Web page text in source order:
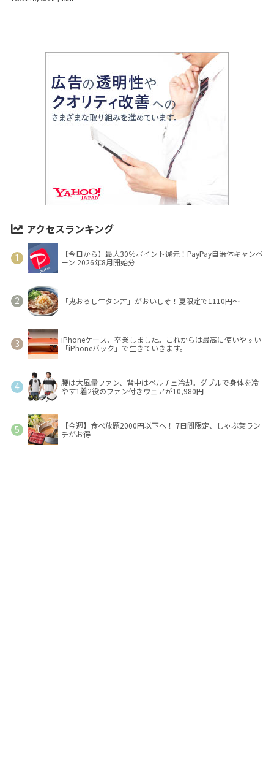
アクセスランキング
【今日から】最大30％ポイント還元！PayPay自治体キャンペ
ーン 2026年8月開始分
「鬼おろし牛タン丼」がおいしそ！夏限定で1110円～
iPhoneケース、卒業しました。これからは最高に使いやすい
「iPhoneバック」で生きていきます。
腰は大風量ファン、背中はペルチェ冷却。ダブルで身体を冷
やす1着2役のファン付きウェアが10,980円
【今週】食べ放題2000円以下へ！ 7日間限定、しゃぶ葉ラン
チがお得